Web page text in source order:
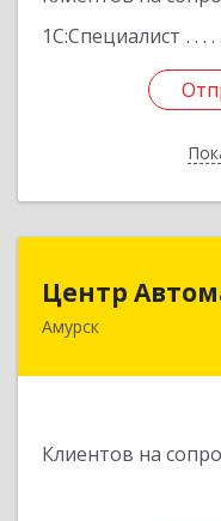
1С:Специалист
Центр
Амурск
Клиентов на
682640,